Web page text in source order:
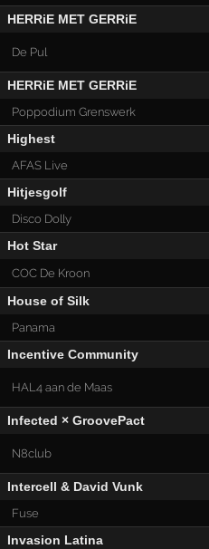
HERRiE MET GERRiE
De Pul
HERRiE MET GERRiE
Poppodium Grenswerk
Highest
AFAS Live
Hitjesgolf
Disco Dolly
Hot Star
COC De Kroon
House of Silk
Panama
Incentive Community
HAL4 aan de Maas
Infected × GroovePact
N8club
Intercell & David Vunk
Fuse
Invasion Latina